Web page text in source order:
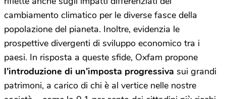
cambiamento climatico per le diverse fasce della
popolazione del pianeta. Inoltre, evidenzia le
prospettive divergenti di sviluppo economico tra i
paesi. In risposta a queste sfide, Oxfam propone
l’introduzione di un’imposta progressiva sui grandi
patrimoni, a carico di chi è al vertice nelle nostre